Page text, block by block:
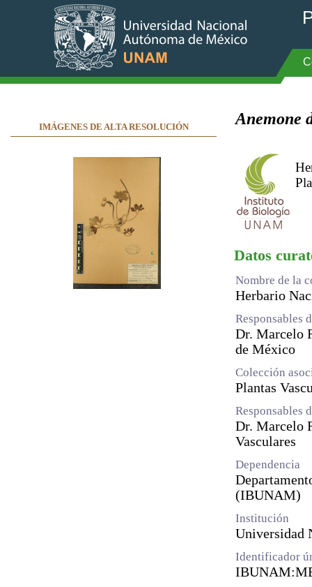
IMÁGENES DE ALTA RESOLUCIÓN Anemone
Datos
Nombre de la
Herbario
Responsables
Dr. Marcelo
de México
Colección
Plantas
Responsables
Dr. Marcelo
Vasculares
Dependencia
(IBUNAM)
Institución
Universidad
Identificador